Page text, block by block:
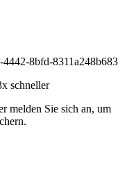
8bfd-8311a248b683
schneller
melden Sie sich an, um